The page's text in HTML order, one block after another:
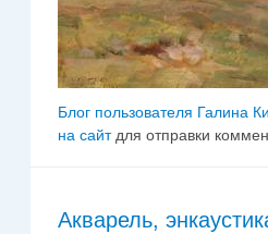
Блог пользователя Галина
на сайтдля отправки
Акварель,